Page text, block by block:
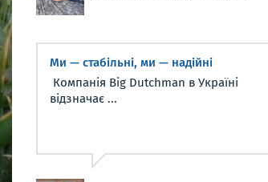
Ми — стабільні, ми — надійні
Компанія Big Dutchman в Україні
відзначає ...